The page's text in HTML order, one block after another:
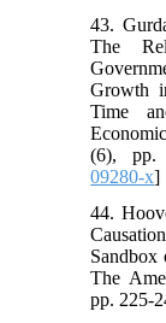
43.
The
Growth
Time
(6), pp.
09280-x]
44.
Sandbox
The
pp. 225-